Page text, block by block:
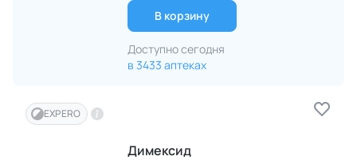
В корзину
Доступно сегодня
в 3433 аптеках
EXPERO
Димексид